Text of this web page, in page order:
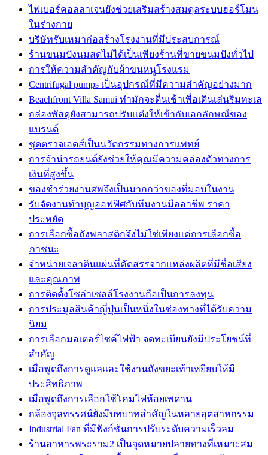
ไฟเบอร์คอลลาเจนยังช่วยเสริมสร้างสมดุลระบบฮอร์โมน
ในร่างกาย
บริษัทรับเหมาก่อสร้างโรงงานที่มีประสบการณ์
ร้านขนมปังนมสดไม่ได้เป็นเพียงร้านที่ขายขนมปังทั่วไป
การให้ความสำคัญกับผ้าขนหนูโรงแรม
Centrifugal pumps เป็นอุปกรณ์ที่มีความสำคัญอย่างมาก
Beachfront Villa Samui ทำมักจะตื่นเช้าเพื่อเดินเล่นริมทะเล
กล่องพัสดุยังสามารถปรับแต่งให้เข้ากับเอกลักษณ์ของ
แบรนด์
ชุดตรวจเอดส์เป็นนวัตกรรมทางการแพทย์
การจำนำรถยนต์ยังช่วยให้คุณมีความคล่องตัวทางการ
เงินที่สูงขึ้น
ของชำร่วยงานศพจึงเป็นมากกว่าของที่มอบในงาน
รับจัดงานทำบุญออฟฟิศกับทีมงานมืออาชีพ ราคา
ประหยัด
การเลือกซื้อถังพลาสติกจึงไม่ใช่เพียงแค่การเลือกซื้อ
ภาชนะ
จำหน่ายเจลาตินแผ่นที่คัดสรรจากแหล่งผลิตที่มีชื่อเสียง
และคุณภาพ
การติดตั้งโซล่าเซลล์โรงงานถือเป็นการลงทุน
การประมูลสินค้าญี่ปุ่นเป็นหนึ่งในช่องทางที่ได้รับความ
นิยม
การเลือกมอเตอร์ไซค์ไฟฟ้า จดทะเบียนยังมีประโยชน์ที่
สำคัญ
เมื่อพูดถึงการดูแลและใช้งานถังขยะเท้าเหยียบให้มี
ประสิทธิภาพ
เมื่อพูดถึงการเลือกใช้โคมไฟห้อยเพดาน
กล้องจุลทรรศน์ยังมีบทบาทสำคัญในหลายอุตสาหกรรม
Industrial Fan ที่มีฟังก์ชันการปรับระดับความเร็วลม
ร้านอาหารพระราม2 เป็นจุดหมายปลายทางที่เหมาะสม